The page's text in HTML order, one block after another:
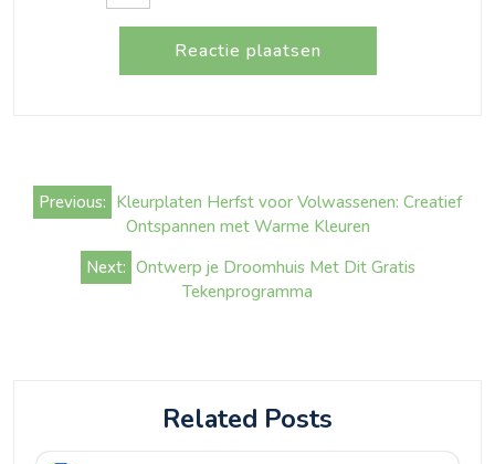
Bericht
navigatie
Previous: Kleurplaten Herfst voor Volwassenen: Creatief
Ontspannen met Warme Kleuren
Next: Ontwerp je Droomhuis Met Dit Gratis
Tekenprogramma
Related Posts